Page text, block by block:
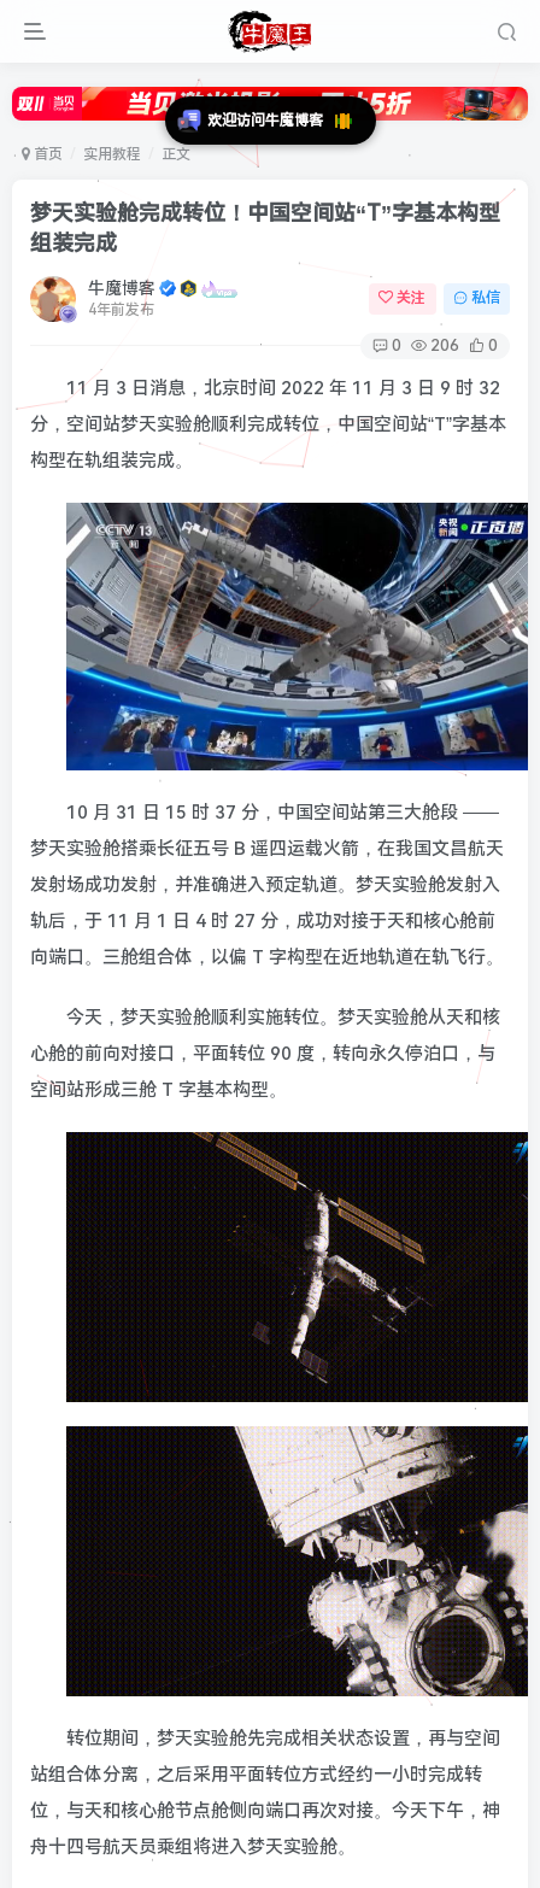
首页 实用教程 正文
梦天实验舱完成转位！中国空间站“T”字基本构型
组装完成
牛魔博客
4年前发布
关注 私信
0 206 0
11 月 3 日消息，北京时间 2022 年 11 月 3 日 9 时 32
分，空间站梦天实验舱顺利完成转位，中国空间站“T”字基本
构型在轨组装完成。
10 月 31 日 15 时 37 分，中国空间站第三大舱段 ——
梦天实验舱搭乘长征五号 B 遥四运载火箭，在我国文昌航天
发射场成功发射，并准确进入预定轨道。梦天实验舱发射入
轨后，于 11 月 1 日 4 时 27 分，成功对接于天和核心舱前
向端口。三舱组合体，以偏 T 字构型在近地轨道在轨飞行。
今天，梦天实验舱顺利实施转位。梦天实验舱从天和核
心舱的前向对接口，平面转位 90 度，转向永久停泊口，与
空间站形成三舱 T 字基本构型。
转位期间，梦天实验舱先完成相关状态设置，再与空间
站组合体分离，之后采用平面转位方式经约一小时完成转
位，与天和核心舱节点舱侧向端口再次对接。今天下午，神
舟十四号航天员乘组将进入梦天实验舱。